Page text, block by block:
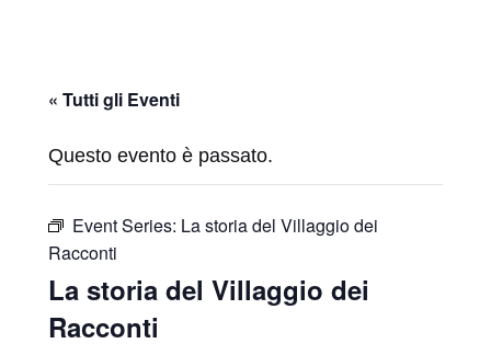
« Tutti gli Eventi
Questo evento è passato.
Event Series: La storia del Villaggio dei
Racconti
La storia del Villaggio dei
Racconti